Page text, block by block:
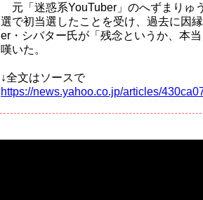
元「迷惑系YouTuber」のへずまりゅ
選で初当選したことを受け、過去に因
er・シバター氏が「残念というか、本
嘆いた。
↓全文はソースで
https://news.yahoo.co.jp/articles/